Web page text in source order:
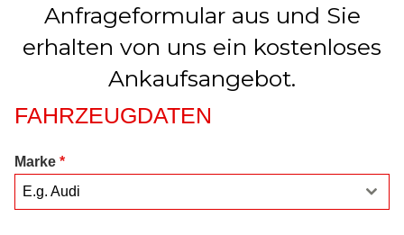
Anfrageformular aus und Sie
erhalten von uns ein kostenloses
Ankaufsangebot.
FAHRZEUGDATEN
Marke *
E.g. Audi